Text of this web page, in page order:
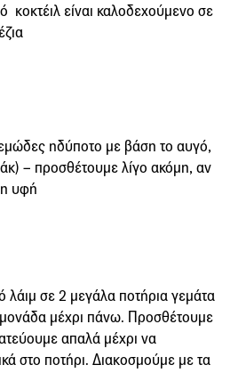
κοκτέιλ είναι καλοδεχούμενο σε
ηδύποτο με βάση το αυγό,
– προσθέτουμε λίγο ακόμη, αν
υφή
λάιμ σε 2 μεγάλα ποτήρια γεμάτα
μέχρι πάνω. Προσθέτουμε
απαλά μέχρι να
στο ποτήρι. Διακοσμούμε με τα